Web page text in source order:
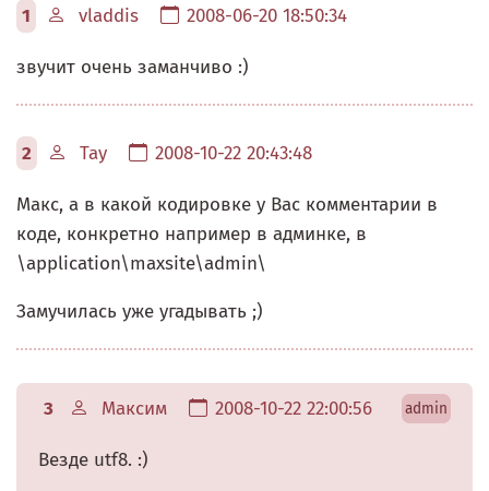
1 vladdis 2008-06-20 18:50:34
звучит очень заманчиво :)
2 Tay 2008-10-22 20:43:48
Макс, а в какой кодировке у Вас комментарии в
коде, конкретно например в админке, в
\application\maxsite\admin\
Замучилась уже угадывать ;)
3 Максим 2008-10-22 22:00:56 admin
Везде utf8. :)